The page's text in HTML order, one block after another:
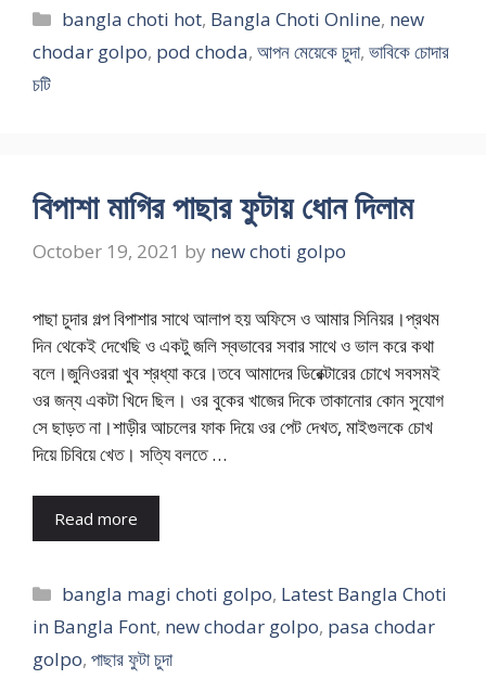
Categories
bangla choti hot, Bangla Choti Online, new
chodar golpo, pod choda, আপন মেয়েকে চুদা, ভাবিকে চোদার
চটি
বিপাশা মাগির পাছার ফুটায় ধোন দিলাম
October 19, 2021 by new choti golpo
পাছা চুদার গল্প বিপাশার সাথে আলাপ হয় অফিসে ও আমার সিনিয়র।প্রথম
দিন থেকেই দেখেছি ও একটু জলি স্বভাবের সবার সাথে ও ভাল করে কথা
বলে।জুনিওররা খুব শ্রধ্যা করে।তবে আমাদের ডিরেক্টারের চোখে সবসমই
ওর জন্য একটা খিদে ছিল। ওর বুকের খাজের দিকে তাকানোর কোন সুযোগ
সে ছাড়ত না।শাড়ীর আচলের ফাক দিয়ে ওর পেট দেখত, মাইগুলকে চোখ
দিয়ে চিবিয়ে খেত। সত্যি বলতে …
Read more
Categories
bangla magi choti golpo, Latest Bangla Choti
in Bangla Font, new chodar golpo, pasa chodar
golpo, পাছার ফুটা চুদা